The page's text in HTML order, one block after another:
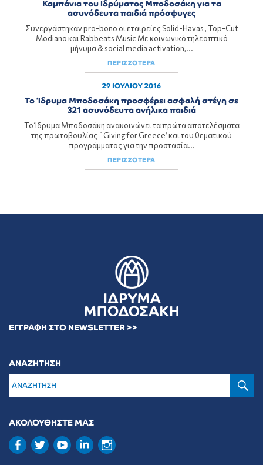
Καμπάνια του Ιδρύματος Μποδοσάκη για τα
ασυνόδευτα παιδιά πρόσφυγες
Συνεργάστηκαν pro-bono οι εταιρείες Solid-Havas , Top-Cut
Modiano και Rabbeats Music Με κοινωνικό τηλεοπτικό
μήνυμα & social media activation,...
ΠΕΡΙΣΣΟΤΕΡΑ
29 ΙΟΥΛΙΟΥ 2016
Το Ίδρυμα Μποδοσάκη προσφέρει ασφαλή στέγη σε
321 ασυνόδευτα ανήλικα παιδιά
Το Ίδρυμα Μποδοσάκη ανακοινώνει τα πρώτα αποτελέσματα
της πρωτοβουλίας ΄Giving for Greece’ και του θεματικού
προγράμματος για την προστασία...
ΠΕΡΙΣΣΟΤΕΡΑ
ΕΓΓΡΑΦΗ ΣΤΟ NEWSLETTER >>
ΑΝΑΖΗΤΗΣΗ
ΑΚΟΛΟΥΘΗΣΤΕ ΜΑΣ